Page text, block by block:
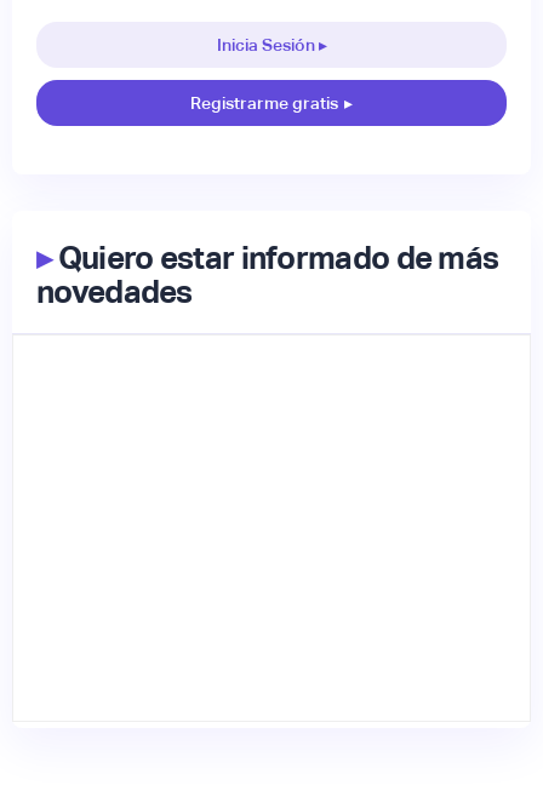
Inicia Sesión ▸
Registrarme gratis ▸
▸Quiero estar informado de más
novedades